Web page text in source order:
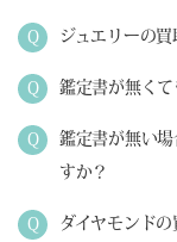
ジュエリーの
鑑定書が無くて
鑑定書が無い
すか？
ダイヤモンド